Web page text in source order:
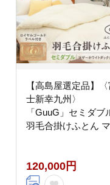
【高島屋選定品】〈
士新幸九州〉
「GuuG」セミダブ
羽毛合掛けふとん
布団 羽毛布団 合掛け
[JFJ039] 12万 100000
120,000円